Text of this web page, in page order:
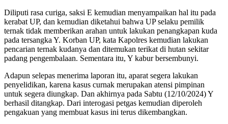
Diliputi rasa curiga, saksi E kemudian menyampaikan hal itu pada
kerabat UP, dan kemudian diketahui bahwa UP selaku pemilik
ternak tidak memberikan arahan untuk lakukan penangkapan kuda
pada tersangka Y. Korban UP, kata Kapolres kemudian lakukan
pencarian ternak kudanya dan ditemukan terikat di hutan sekitar
padang pengembalaan. Sementara itu, Y kabur bersembunyi.
Adapun selepas menerima laporan itu, aparat segera lakukan
penyelidikan, karena kasus curnak merupakan atensi pimpinan
untuk segera diungkap. Dan akhirnya pada Sabtu (12/10/2024) Y
berhasil ditangkap. Dari interogasi petgas kemudian diperoleh
pengakuan yang membuat kasus ini terus dikembangkan.